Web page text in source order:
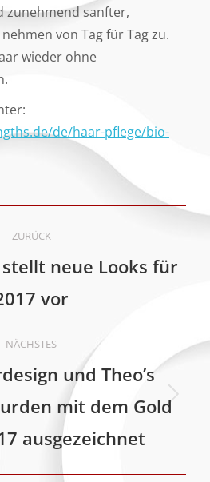
zunehmend sanfter,
von Tag für Tag zu.
wieder ohne
de/haar-pflege/bio-
ZURÜCK
Beitrag:
neue Looks für
vor
NÄCHSTES
Nächster
Beitrag:
und Theo’s
mit dem Gold
ausgezeichnet